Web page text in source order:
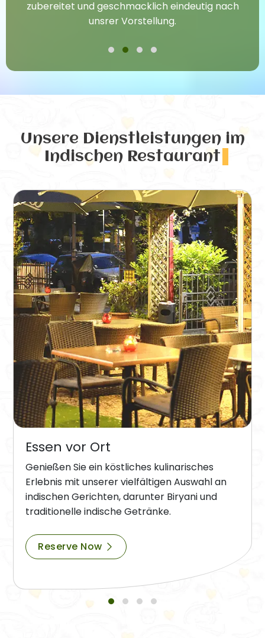
zubereitet und geschmacklich eindeutig nach
unsrer Vorstellung.
Unsere Dienstleistungen im
Indischen Restaurant
Essen vor Ort
Genießen Sie ein köstliches kulinarisches
Erlebnis mit unserer vielfältigen Auswahl an
indischen Gerichten, darunter Biryani und
traditionelle indische Getränke.
Reserve Now